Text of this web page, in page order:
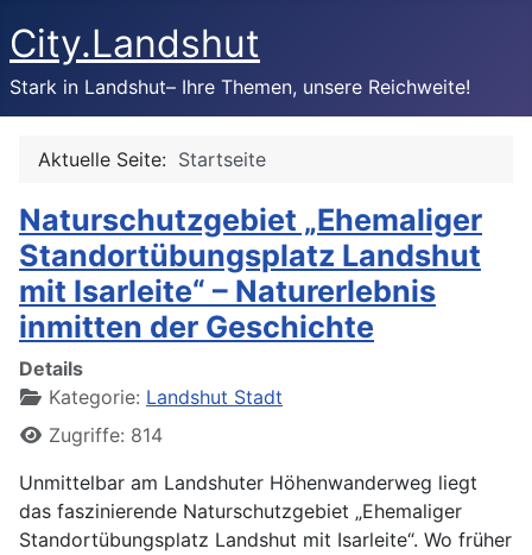
City.Landshut
Stark in Landshut– Ihre Themen, unsere Reichweite!
Aktuelle Seite: Startseite
Naturschutzgebiet „Ehemaliger
Standortübungsplatz Landshut
mit Isarleite“ – Naturerlebnis
inmitten der Geschichte
Details
Kategorie: Landshut Stadt
Zugriffe: 814
Unmittelbar am Landshuter Höhenwanderweg liegt
das faszinierende Naturschutzgebiet „Ehemaliger
Standortübungsplatz Landshut mit Isarleite“. Wo früher